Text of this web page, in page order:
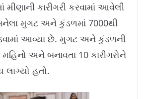
કારીગરી કરવામાં આવેલી
મુગટ અને કુંડળમાં 7000થી
આવ્યા છે. મુગટ અને કુંડળની
અને બનાવતા 10 કારીગરોને
લાગ્યો હતો.